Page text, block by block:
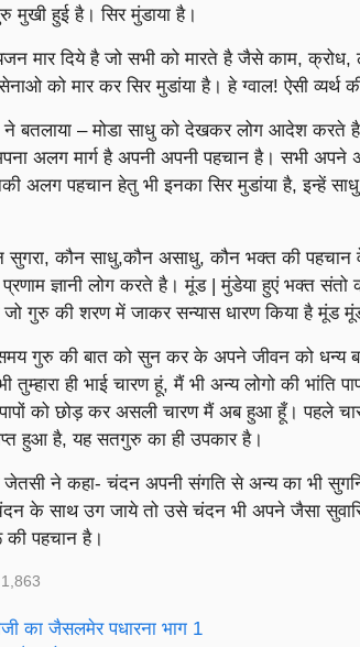
मुखी हुई है। सिर मुंडाया है।
मार दिये है जो सभी को मारते है जैसे काम,
को मार कर सिर मुडांया है। हे ग्वाल! ऐसी व्यर्थ
बतलाया – मोडा साधु को देखकर लोग आदेश करते है।
अलग मार्ग है अपनी अपनी पहचान है। सभी अपने
अलग पहचान हेतु भी इनका सिर मुडांया है, इन्हें
सुगरा, कौन साधु,कौन असाधु, कौन भक्त की पहचान
ज्ञानी लोग करते है। मूंड | मुंडेया हुएं भक्त
जो गुरु की शरण में जाकर सन्यास धारण किया है मूंड
गुरु की बात को सुन कर के अपने जीवन को धन्य
तुम्हारा ही भाई चारण हूं, मैं भी अन्य लोगो की
को छोड़ कर असली चारण मैं अब हुआ हूँ। पहले
हुआ है, यह सतगुरु का ही उपकार है।
ने कहा- चंदन अपनी संगति से अन्य का भी
के साथ उग जाये तो उसे चंदन भी अपने जैसा
पहचान है।
1,863
का जैसलमेर पधारना भाग 1